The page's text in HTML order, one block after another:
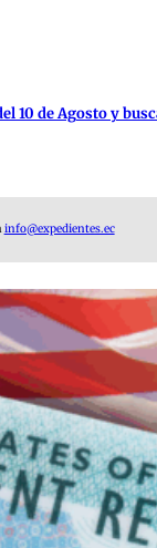
10 de Agosto y
info@expedientes.ec